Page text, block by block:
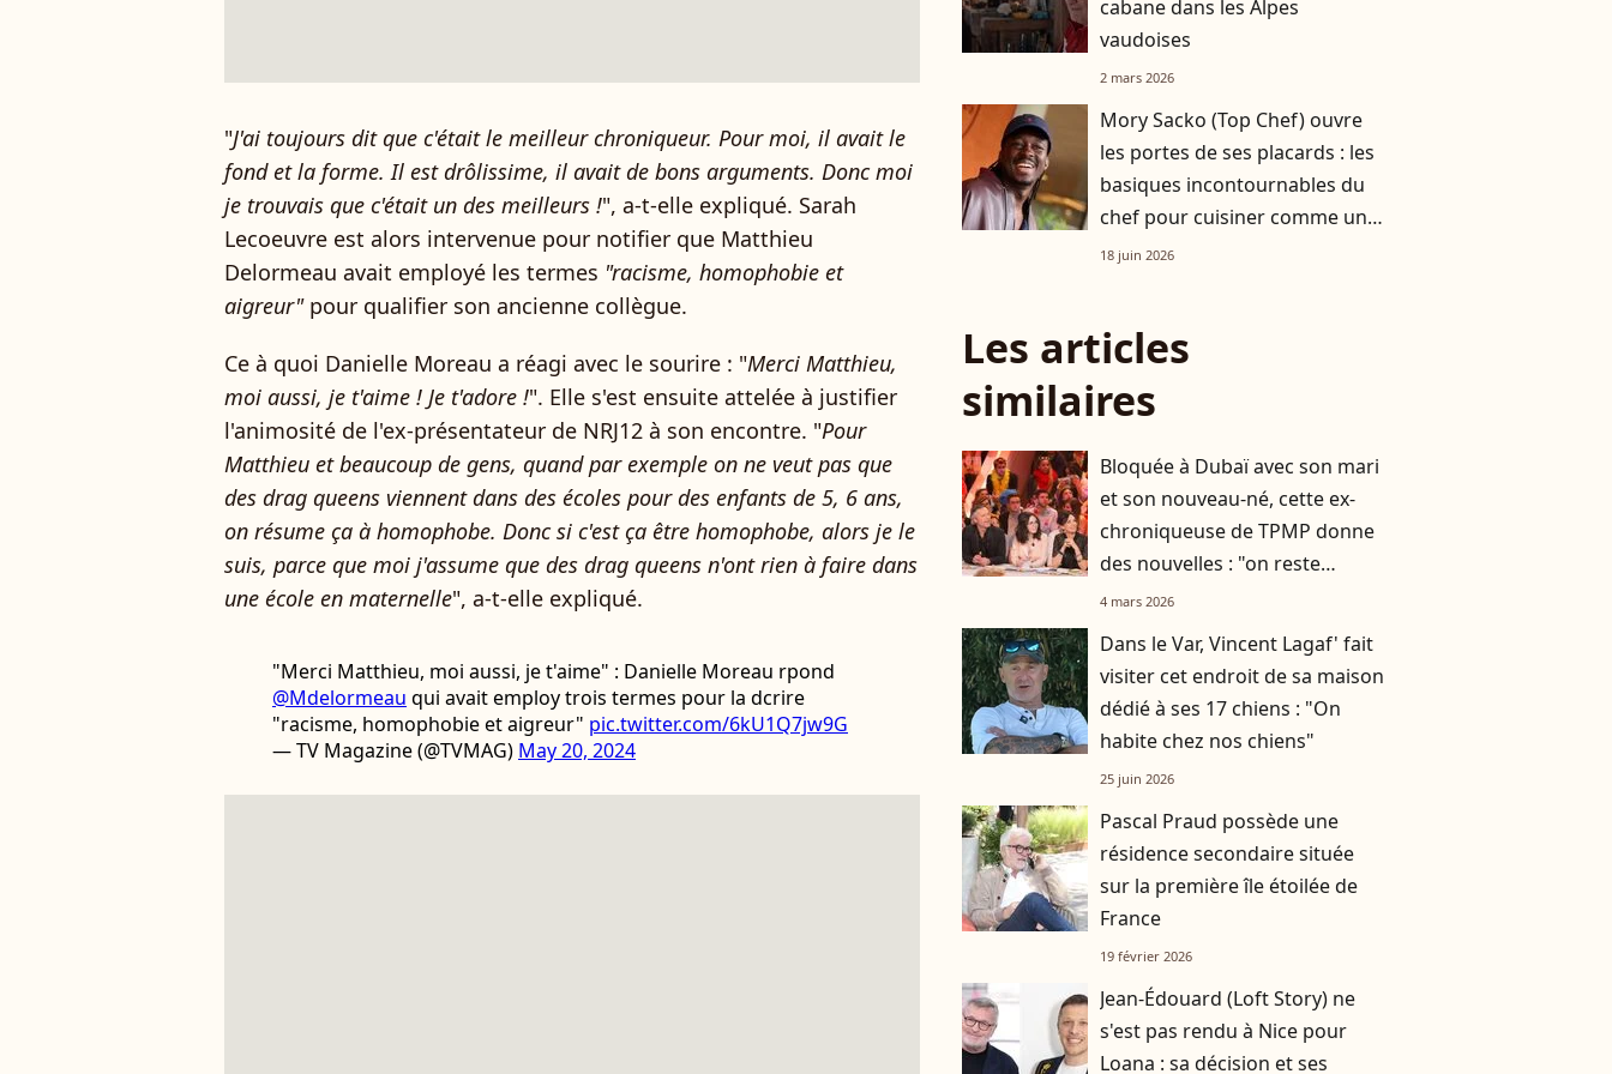
"J'ai toujours dit que c'était le meilleur chroniqueur. Pour moi, il avait le
fond et la forme. Il est drôlissime, il avait de bons arguments. Donc moi
je trouvais que c'était un des meilleurs !", a-t-elle expliqué. Sarah
Lecoeuvre est alors intervenue pour notifier que Matthieu
Delormeau avait employé les termes "racisme, homophobie et
aigreur"pour qualifier son ancienne collègue.
Ce à quoi Danielle Moreau a réagi avec le sourire : "Merci Matthieu,
moi aussi, je t'aime ! Je t'adore !". Elle s'est ensuite attelée à justifier
l'animosité de l'ex-présentateur de NRJ12 à son encontre. "Pour
Matthieu et beaucoup de gens, quand par exemple on ne veut pas que
des drag queens viennent dans des écoles pour des enfants de 5, 6 ans,
on résume ça à homophobe. Donc si c'est ça être homophobe, alors je le
suis, parce que moi j'assume que des drag queens n'ont rien à faire dans
une école en maternelle", a-t-elle expliqué.
"Merci Matthieu, moi aussi, je t'aime" : Danielle Moreau rpond
@Mdelormeau qui avait employ trois termes pour la dcrire
"racisme, homophobie et aigreur" pic.twitter.com/6kU1Q7jw9G
— TV Magazine (@TVMAG) May 20, 2024
cabane dans les Alpes
vaudoises
2 mars 2026
Mory Sacko (Top Chef) ouvre
les portes de ses placards : les
basiques incontournables du
chef pour cuisiner comme un
pro
18 juin 2026
Les articles
similaires
Bloquée à Dubaï avec son mari
et son nouveau-né, cette ex-
chroniqueuse de TPMP donne
des nouvelles : "on reste
vigilants"
4 mars 2026
Dans le Var, Vincent Lagaf' fait
visiter cet endroit de sa maison
dédié à ses 17 chiens : "On
habite chez nos chiens"
25 juin 2026
Pascal Praud possède une
résidence secondaire située
sur la première île étoilée de
France
19 février 2026
Jean-Édouard (Loft Story) ne
s'est pas rendu à Nice pour
Loana : sa décision et ses